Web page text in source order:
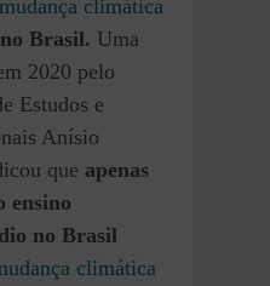
mudança climática
Brasil. Uma
2020 pelo
Estudos e
Anísio
que apenas
ensino
no Brasil
climática